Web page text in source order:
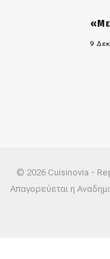
9
© 2026 Cuisinovia -
Απαγορεύεται η